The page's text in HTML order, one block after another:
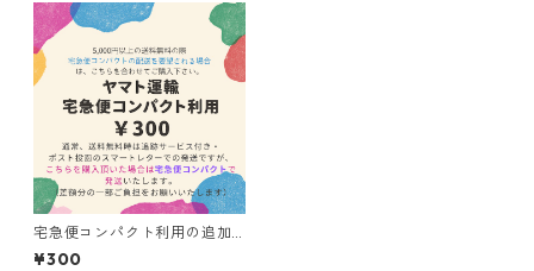
宅急便コンパクト利用の追加
(送料無料時)
¥300